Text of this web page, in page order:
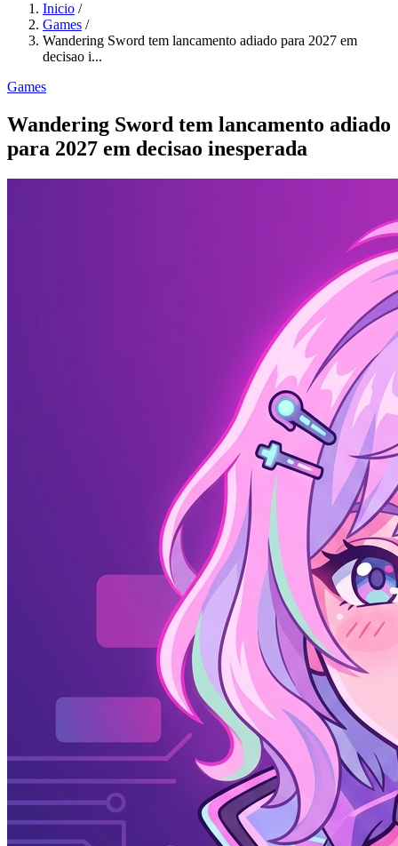
Inicio /
Games /
Wandering Sword tem lancamento adiado para 2027 em
decisao i...
Games
Wandering Sword tem lancamento adiado
para 2027 em decisao inesperada